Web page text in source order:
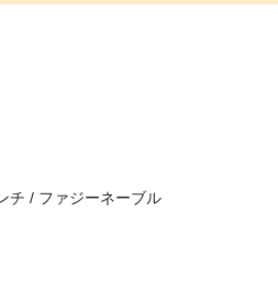
チ / ファジーネーブル